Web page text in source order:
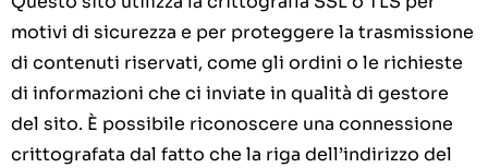
motivi di sicurezza e per proteggere la trasmissione
di contenuti riservati, come gli ordini o le richieste
di informazioni che ci inviate in qualità di gestore
del sito. È possibile riconoscere una connessione
crittografata dal fatto che la riga dell’indirizzo del